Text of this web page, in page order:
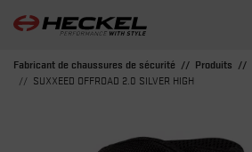
Fabricant de chaussures de sécurité Produits
SUXXEED OFFROAD 2.0 SILVER HIGH